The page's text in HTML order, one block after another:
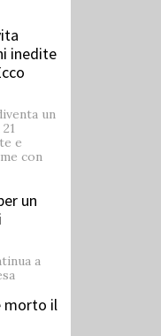
inedite
un
e
con
un
a
morto il